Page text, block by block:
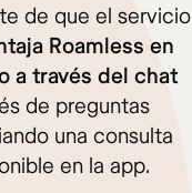
de que el servicio
Roamless en
a través del chat
de preguntas
una consulta
en la app.